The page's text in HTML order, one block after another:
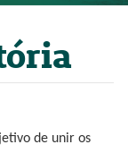
de unir os